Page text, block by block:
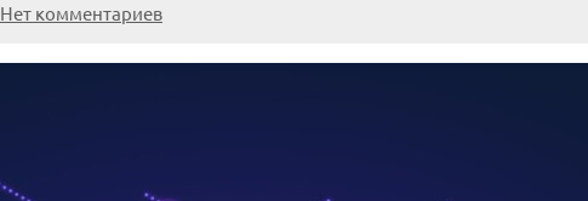
Нет комментариев